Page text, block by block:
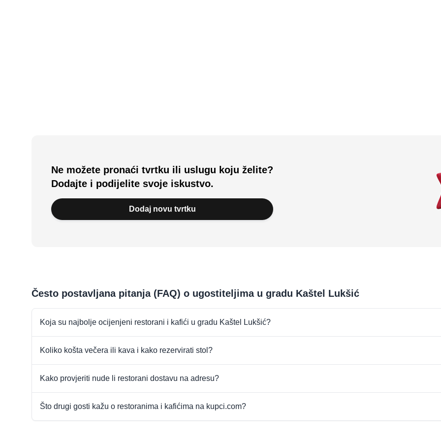
Ne možete pronaći tvrtku ili uslugu koju želite?
Dodajte i podijelite svoje iskustvo.
Dodaj novu tvrtku
Često postavljana pitanja (FAQ) o ugostiteljima u gradu Kaštel Lukšić
Koja su najbolje ocijenjeni restorani i kafići u gradu Kaštel Lukšić?
Koliko košta večera ili kava i kako rezervirati stol?
Kako provjeriti nude li restorani dostavu na adresu?
Što drugi gosti kažu o restoranima i kafićima na kupci.com?